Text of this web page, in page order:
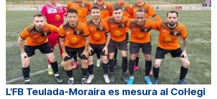
L'FB Teulada-Moraira es mesura al Col·legi